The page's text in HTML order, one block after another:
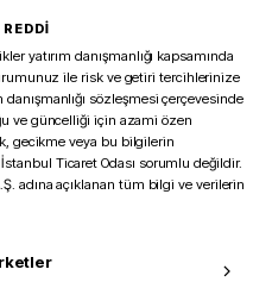
yatırım danışmanlığı kapsamında
ile risk ve getiri tercihlerinize
sözleşmesi çerçevesinde
ve güncelliği için azami özen
gecikme veya bu bilgilerin
Ticaret Odası sorumlu değildir.
adına açıklanan tüm bilgi ve verilerin